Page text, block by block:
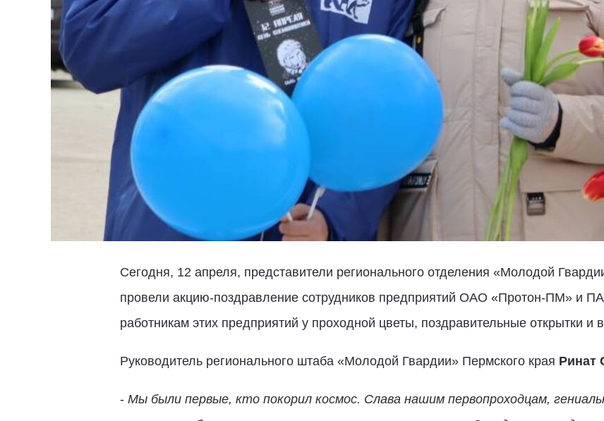
Сегодня, 12 апреля, представители регионального отделения «Молодой
провели акцию-поздравление сотрудников предприятий ОАО «Протон-ПМ» и
работникам этих предприятий у проходной цветы, поздравительные открытки
Руководитель регионального штаба «Молодой Гвардии» Пермского края Ринат
- Мы были первые, кто покорил космос. Слава нашим первопроходцам,